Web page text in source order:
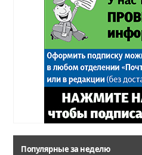
Популярные за неделю